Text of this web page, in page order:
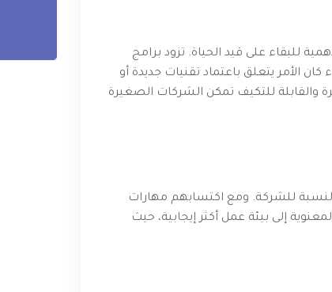
للبقاء على قيد الحياة. تزود برامج
الأمر يتعلق باعتماد تقنيات جديدة أو
والقابلة للتكيف تمكن الشركات الصغيرة
للشركة. ومع اكتسابهم مهارات
إلى بيئة عمل أكثر إيجابية، حيث